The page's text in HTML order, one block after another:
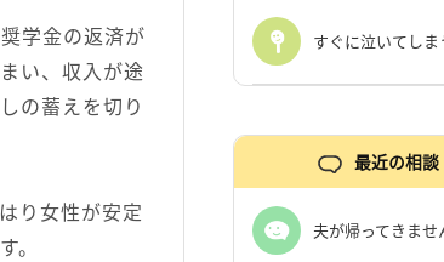
学金の返済が
い、収入が途
の蓄えを切り
り女性が安定
。
すぐに泣いてしま
最近の相談
夫が帰ってきませ